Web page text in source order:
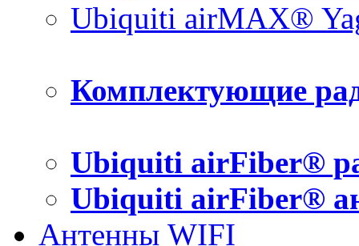
Ubiquiti airMAX®
Комплектующие
Ubiquiti airFiber®
Ubiquiti airFiber®
Антенны WIFI